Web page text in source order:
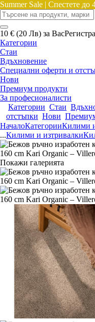
Summer Sale | Спестете до
10 € (20 Лв) за Вас
Категории
Стаи
Вдъхновение
Специални оферти и
Нови
Премиум продукти
За професионалисти
Категории Стаи
отстъпки Нови
НачалоКатегорииКилими
...Килими и изтривалки
Покажи галерията